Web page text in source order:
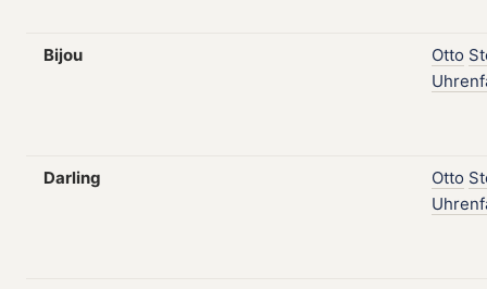
Bijou Otto
Darling Otto